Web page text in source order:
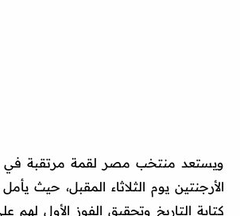
الأرجنتين يوم الثلاثاء المقبل، حيث
كتابة التاريخ وتحقيق الفوز الأول لهم